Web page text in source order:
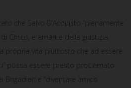
che Salvo D’Acquisto “pienamente
Cristo, e amante della giustizia,
propria vita piuttosto che ad essere
possa essere presto proclamato
e “diventare amico